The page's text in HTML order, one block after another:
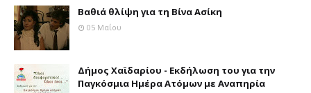
Βαθιά θλίψη για τη Βίνα Ασίκη
05 Μαΐου
Δήμος Χαϊδαρίου - Εκδήλωση του για την
Παγκόσμια Ημέρα Ατόμων με Αναπηρία